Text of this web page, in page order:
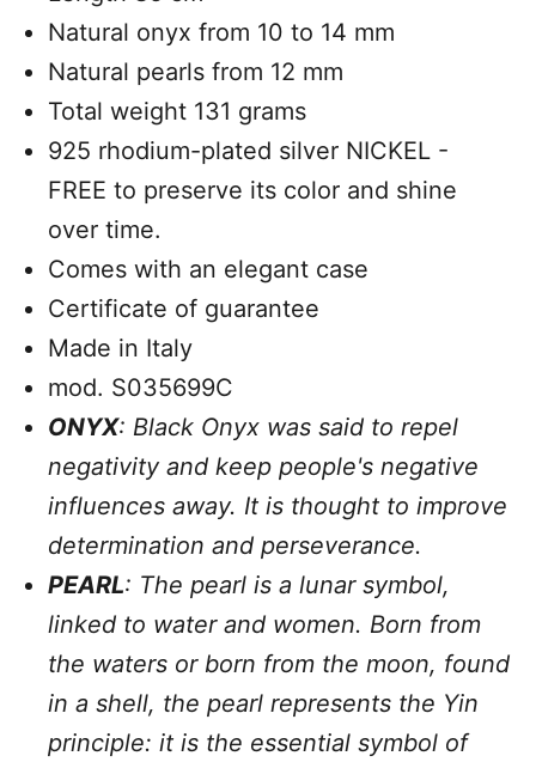
Natural onyx from 10 to 14 mm
Natural pearls from 12 mm
Total weight 131 grams
925 rhodium-plated silver NICKEL -
FREE to preserve its color and shine
over time.
Comes with an elegant case
Certificate of guarantee
Made in Italy
mod. S035699C
ONYX: Black Onyx was said to repel
negativity and keep people's negative
influences away. It is thought to improve
determination and perseverance.
PEARL: The pearl is a lunar symbol,
linked to water and women. Born from
the waters or born from the moon, found
in a shell, the pearl represents the Yin
principle: it is the essential symbol of